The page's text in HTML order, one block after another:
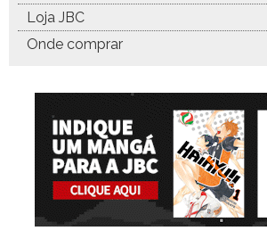
Loja JBC
Onde comprar